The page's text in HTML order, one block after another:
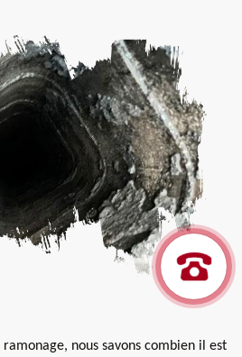
ramonage, nous savons combien il est